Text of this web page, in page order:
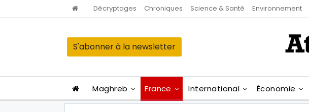
Décryptages Chroniques Science & Santé Environnement
S'abonner à la newsletter
Maghreb France International Économie